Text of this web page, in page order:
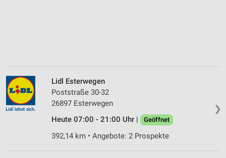
❯
Lidl Esterwegen
Poststraße 30-32
26897 Esterwegen
Heute 07:00 - 21:00 Uhr |
Geöffnet
392,14 km • Angebote: 2 Prospekte